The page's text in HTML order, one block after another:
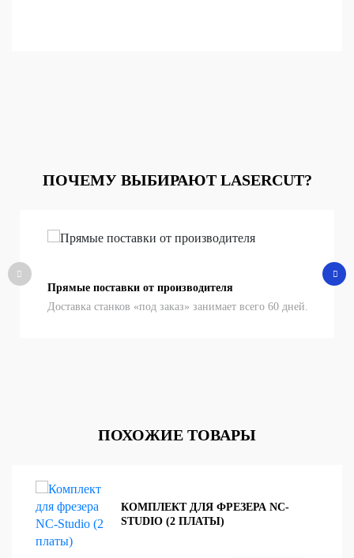
ПОЧЕМУ ВЫБИРАЮТ LASERCUT?
Прямые поставки от производителя
Доставка станков «под заказ» занимает всего 60 дней.
ПОХОЖИЕ ТОВАРЫ
КОМПЛЕКТ ДЛЯ ФРЕЗЕРА NC-
STUDIO (2 ПЛАТЫ)